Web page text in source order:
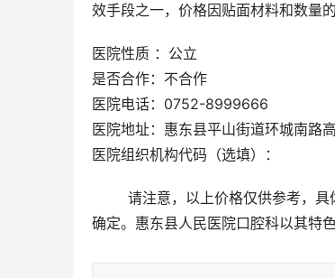
效手段之一，价格因贴面材料和数量
医院性质 ：公立
是否合作：不合作
医院电话：0752-8999666
医院地址：惠东县平山街道环城南路
医院组织机构代码（选填）：
确定。惠东县人民医院口腔科以其特